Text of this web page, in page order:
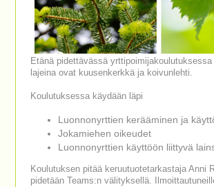
Etänä pidettävässä
lajeina ovat kuusenkerkkä ja koivunlehti.
Koulutuksessa käydään läpi
Luonnonyrttien kerääminen ja
Jokamiehen oikeudet
Luonnonyrttien käyttöön liittyvä
Koulutuksen pitää keruutuotetarkastaja Anni
pidetään Teams:n välityksellä.